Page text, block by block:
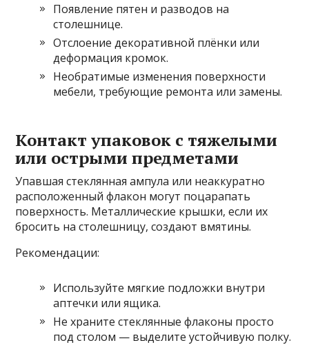
Появление пятен и разводов на
столешнице.
Отслоение декоративной плёнки или
деформация кромок.
Необратимые изменения поверхности
мебели, требующие ремонта или замены.
Контакт упаковок с тяжелыми
или острыми предметами
Упавшая стеклянная ампула или неаккуратно
расположенный флакон могут поцарапать
поверхность. Металлические крышки, если их
бросить на столешницу, создают вмятины.
Рекомендации:
Используйте мягкие подложки внутри
аптечки или ящика.
Не храните стеклянные флаконы просто
под столом — выделите устойчивую полку.